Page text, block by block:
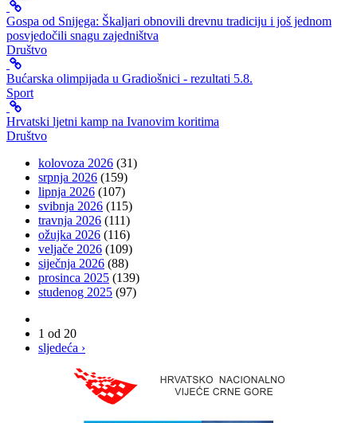
Gospa od Snijega: Škaljari obnovili drevnu tradiciju i još jednom
posvjedočili snagu zajedništva
Društvo
Bućarska olimpijada u Gradiošnici - rezultati 5.8.
Sport
Hrvatski ljetni kamp na Ivanovim koritima
Društvo
kolovoza 2026 (31)
srpnja 2026 (159)
lipnja 2026 (107)
svibnja 2026 (115)
travnja 2026 (111)
ožujka 2026 (116)
veljače 2026 (109)
siječnja 2026 (88)
prosinca 2025 (139)
studenog 2025 (97)
1 od 20
sljedeća ›